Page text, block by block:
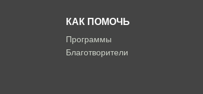
КАК ПОМОЧЬ
Программы
Благотворители